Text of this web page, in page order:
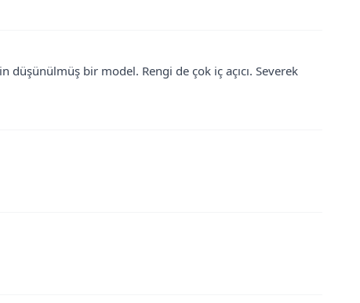
düşünülmüş bir model. Rengi de çok iç açıcı. Severek